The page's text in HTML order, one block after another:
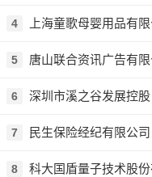
4 上海童歌母婴用品有
5 唐山联合资讯广告有限
6 深圳市溪之谷发展控
7 民生保险经纪有限公司
8 科大国盾量子技术股